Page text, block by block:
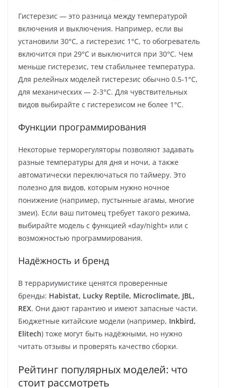
Гистерезис — это разница между температурой
включения и выключения. Например, если вы
установили 30°C, а гистерезис 1°C, то обогреватель
включится при 29°C и выключится при 30°C. Чем
меньше гистерезис, тем стабильнее температура.
Для релейных моделей гистерезис обычно 0.5-1°C,
для механических — 2-3°C. Для чувствительных
видов выбирайте с гистерезисом не более 1°C.
Функции программирования
Некоторые терморегуляторы позволяют задавать
разные температуры для дня и ночи, а также
автоматически переключаться по таймеру. Это
полезно для видов, которым нужно ночное
понижение (например, пустынные агамы, многие
змеи). Если ваш питомец требует такого режима,
выбирайте модель с функцией «day/night» или с
возможностью программирования.
Надёжность и бренд
В террариумистике ценятся проверенные
бренды: Habistat, Lucky Reptile, Microclimate, JBL,
REX. Они дают гарантию и имеют запасные части.
Бюджетные китайские модели (например, Inkbird,
Elitech) тоже могут быть надёжными, но нужно
читать отзывы и проверять качество сборки.
Рейтинг популярных моделей: что
стоит рассмотреть